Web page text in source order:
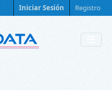
Iniciar Sesión Registro